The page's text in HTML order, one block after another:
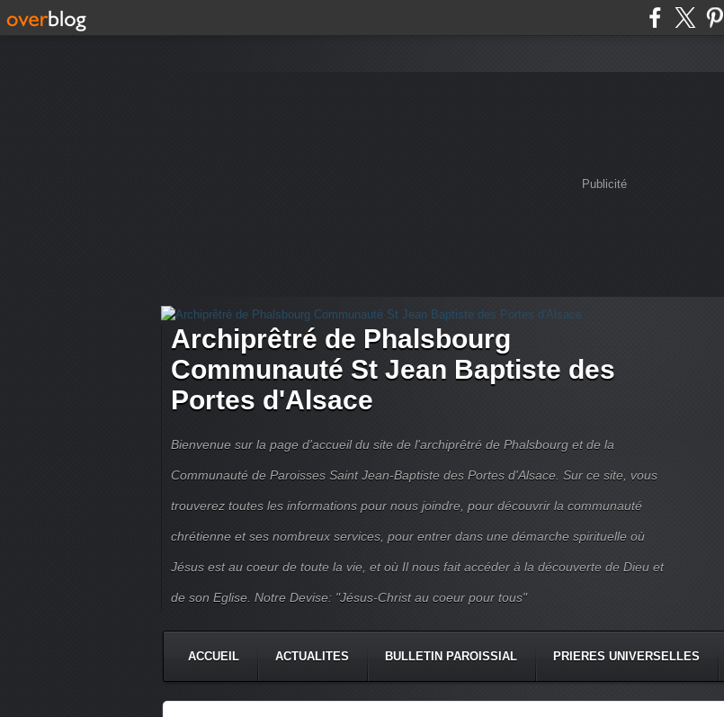
Publicité
Archiprêtré de Phalsbourg
Communauté St Jean Baptiste des
Portes d'Alsace
Bienvenue sur la page d'accueil du site de l'archiprêtré de Phalsbourg et de la
Communauté de Paroisses Saint Jean-Baptiste des Portes d'Alsace. Sur ce site, vous
trouverez toutes les informations pour nous joindre, pour découvrir la communauté
chrétienne et ses nombreux services, pour entrer dans une démarche spirituelle où
Jésus est au coeur de toute la vie, et où Il nous fait accéder à la découverte de Dieu et
de son Eglise. Notre Devise: "Jésus-Christ au coeur pour tous"
ACCUEIL ACTUALITES BULLETIN PAROISSIAL PRIERES UNIVERSELLES